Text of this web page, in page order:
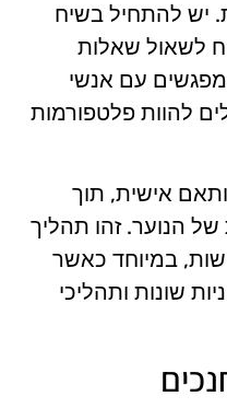
יש להתחיל בשיח
לשאול שאלות
עם אנשי
להוות פלטפורמות
אישית, תוך
של הנוער. זהו תהליך
במיוחד כאשר
שונות ותהליכי